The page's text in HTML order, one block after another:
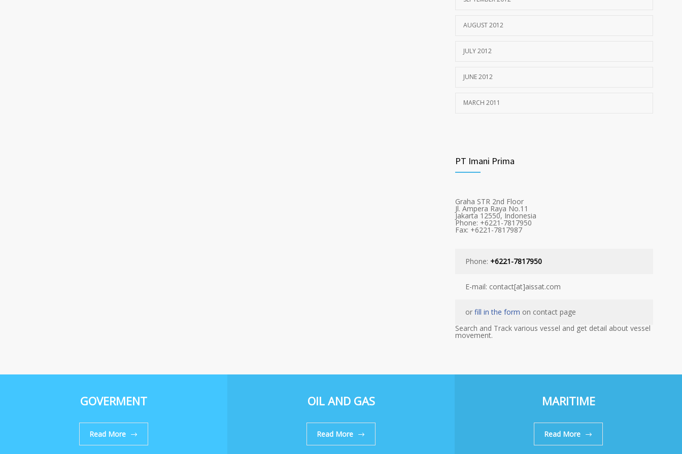
AUGUST 2012
JULY 2012
JUNE 2012
MARCH 2011
PT Imani Prima
Graha STR 2nd Floor
Jl. Ampera Raya No.11
Jakarta 12550, Indonesia
Phone: +6221-7817950
Fax: +6221-7817987
Phone: +6221-7817950
E-mail: contact[at]aissat.com
or fill in the form on contact page
Search and Track various vessel and get detail about vessel
movement.
GOVERMENT
Read More
OIL AND GAS
Read More
MARITIME
Read More